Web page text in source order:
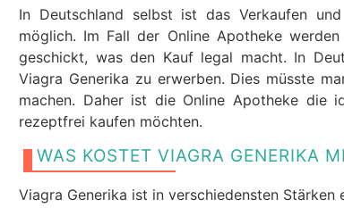
In Deutschland selbst ist das Verkaufen
möglich. Im Fall der Online Apotheke
geschickt, was den Kauf legal macht. In
Viagra Generika zu erwerben. Dies müsste
machen. Daher ist die Online Apotheke die
rezeptfrei kaufen möchten.
WAS KOSTET VIAGRA GENERIKA
Viagra Generika ist in verschiedensten